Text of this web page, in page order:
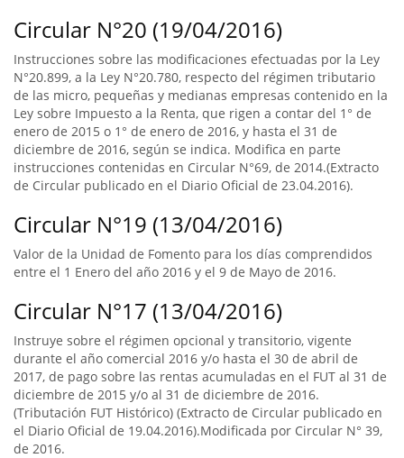
Circular N°20 (19/04/2016)
Instrucciones sobre las modificaciones efectuadas por la Ley
N°20.899, a la Ley N°20.780, respecto del régimen tributario
de las micro, pequeñas y medianas empresas contenido en la
Ley sobre Impuesto a la Renta, que rigen a contar del 1° de
enero de 2015 o 1° de enero de 2016, y hasta el 31 de
diciembre de 2016, según se indica. Modifica en parte
instrucciones contenidas en Circular N°69, de 2014.(Extracto
de Circular publicado en el Diario Oficial de 23.04.2016).
Circular N°19 (13/04/2016)
Valor de la Unidad de Fomento para los días comprendidos
entre el 1 Enero del año 2016 y el 9 de Mayo de 2016.
Circular N°17 (13/04/2016)
Instruye sobre el régimen opcional y transitorio, vigente
durante el año comercial 2016 y/o hasta el 30 de abril de
2017, de pago sobre las rentas acumuladas en el FUT al 31 de
diciembre de 2015 y/o al 31 de diciembre de 2016.
(Tributación FUT Histórico) (Extracto de Circular publicado en
el Diario Oficial de 19.04.2016).Modificada por Circular N° 39,
de 2016.